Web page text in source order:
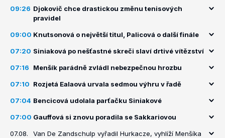
09:26 Djokovič chce drastickou změnu tenisových
pravidel
09:00 Knutsonová o největší titul, Palicová o další finále
07:20 Siniaková po nešťastné skreči slaví drtivé vítězství
07:16 Menšík parádně zvládl nebezpečnou hrozbu
07:10 Rozjetá Ealaová urvala sedmou výhru v řadě
07:04 Bencicová udolala parťačku Siniakové
07:00 Gauffová si znovu poradila se Sakkariovou
07.08. Van De Zandschulp vyřadil Hurkacze, vyhlíží Menšíka